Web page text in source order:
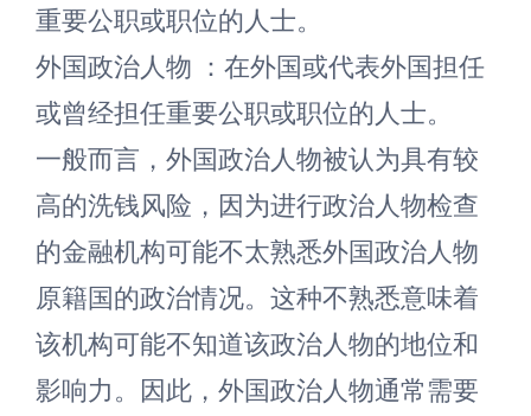
重要公职或职位的人士。
外国政治人物 ：在外国或代表外国担任
或曾经担任重要公职或职位的人士。
一般而言，外国政治人物被认为具有较
高的洗钱风险，因为进行政治人物检查
的金融机构可能不太熟悉外国政治人物
原籍国的政治情况。这种不熟悉意味着
该机构可能不知道该政治人物的地位和
影响力。因此，外国政治人物通常需要